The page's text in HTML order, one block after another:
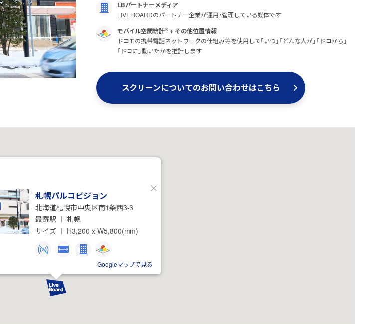
LBパートナーメディア
LIVE BOARDのパートナー企業が運用・管理している媒体です
モバイル空間統計® + その他位置情報
ドコモの携帯電話ネットワークの仕組み等を使用して「いつ」「どんな人が」「ドコから」
「ドコに」動いたかを推計します
スクリーンについてのお問い合わせはこちら
札幌パルコビジョン
北海道札幌市中央区南1条西3-3
最寄駅
札幌
サイズ
H3,200 x W5,800(mm)
Googleマップで見る